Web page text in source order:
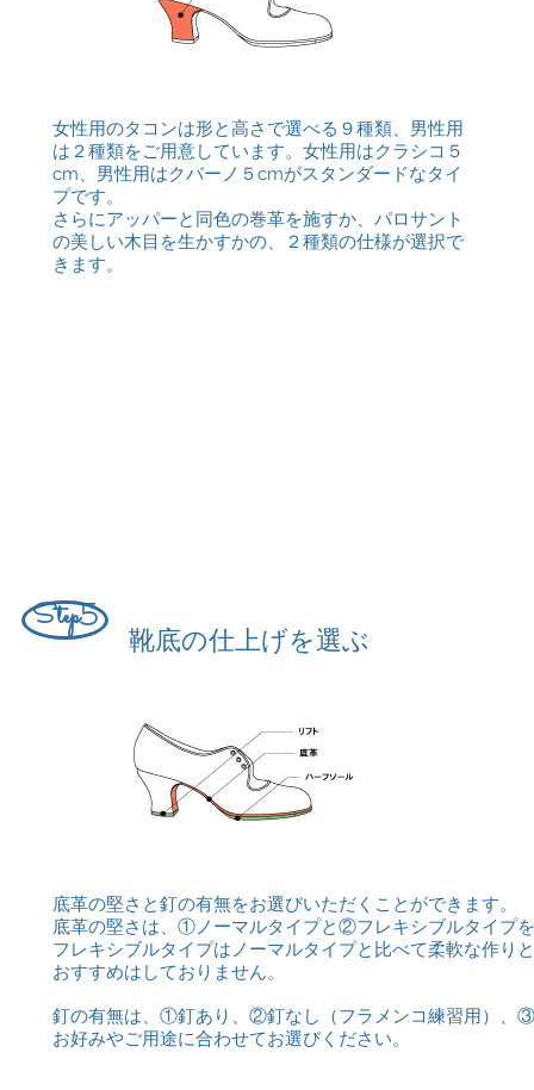
女性用のタコンは形と高さで選べる９種類、男性用
は２種類をご用意しています。女性用はクラシコ５
cm、男性用はクバーノ５cmがスタンダードなタイ
プです。
さらにアッパーと同色の巻革を施すか、パロサント
の美しい木目を生かすかの、２種類の仕様が選択で
きます。
Step5
靴底の仕上げを選ぶ
底革の堅さと釘の有無をお選びいただくことができます。
底革の堅さは、①ノーマルタイプと②フレキシブルタイプ
フレキシブルタイプはノーマルタイプと比べて柔軟な作り
おすすめはしておりません。
釘の有無は、①釘あり、②釘なし（フラメンコ練習用）、
お好みやご用途に合わせてお選びください。